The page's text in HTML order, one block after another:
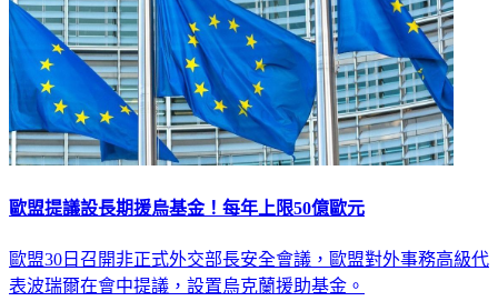
歐盟提議設長期援烏基金！每年上限50億歐元
歐盟30日召開非正式外交部長安全會議，歐盟對外事務高級代
表波瑞爾在會中提議，設置烏克蘭援助基金。